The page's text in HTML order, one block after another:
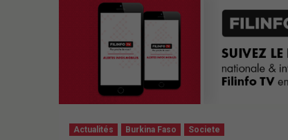
Actualités Burkina Faso Societe